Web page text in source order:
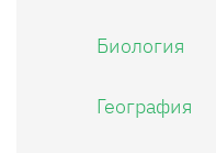
Биология
География